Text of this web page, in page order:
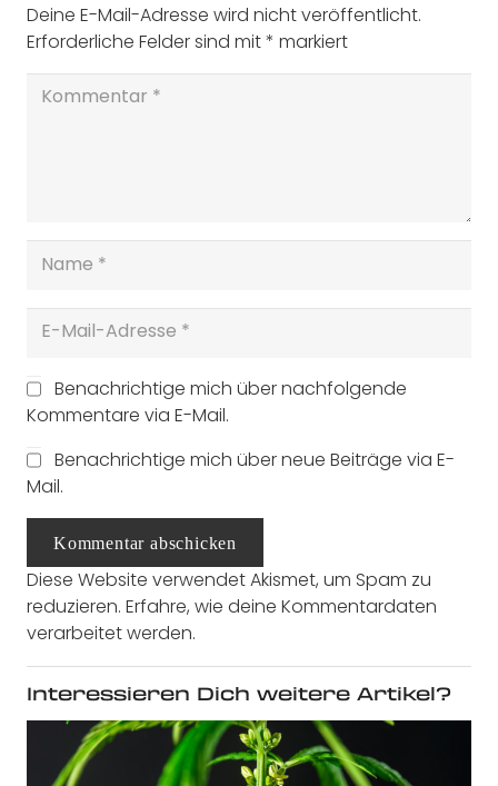
Deine E-Mail-Adresse wird nicht veröffentlicht.
Erforderliche Felder sind mit* markiert
Benachrichtige mich über nachfolgende
Kommentare via E-Mail.
Benachrichtige mich über neue Beiträge via E-
Mail.
Kommentar abschicken
Diese Website verwendet Akismet, um Spam zu
reduzieren. Erfahre, wie deine Kommentardaten
verarbeitet werden.
Interessieren Dich weitere Artikel?